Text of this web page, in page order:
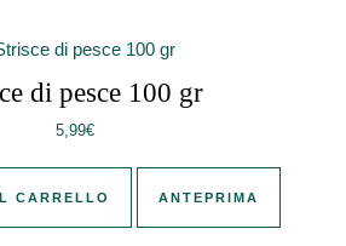
di pesce 100 gr
5,99€
CARRELLO ANTEPRIMA